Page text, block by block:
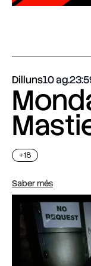
Dilluns10 ag.
+18
Saber més